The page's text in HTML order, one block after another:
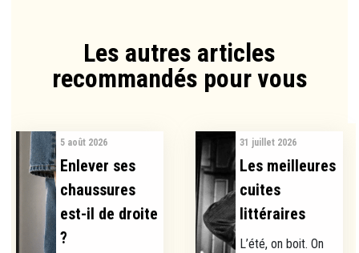
Les autres articles
recommandés pour vous​
5 août 2026
Enlever ses
chaussures
est-il de droite
?
31 juillet 2026
Les meilleures
cuites
littéraires
L’été, on boit. On